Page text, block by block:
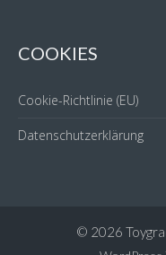
COOKIES
Cookie-Richtlinie (EU)
Datenschutzerklärung
© 2026